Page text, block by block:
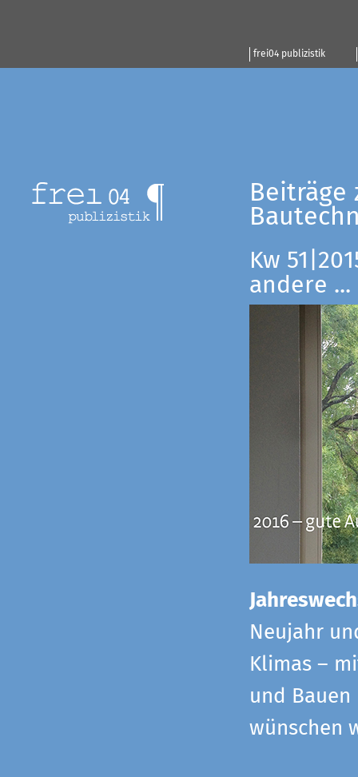
frei04 publizistik
Beiträge
Kw
andere ...
Neujahr
Klimas –
und
wünschen